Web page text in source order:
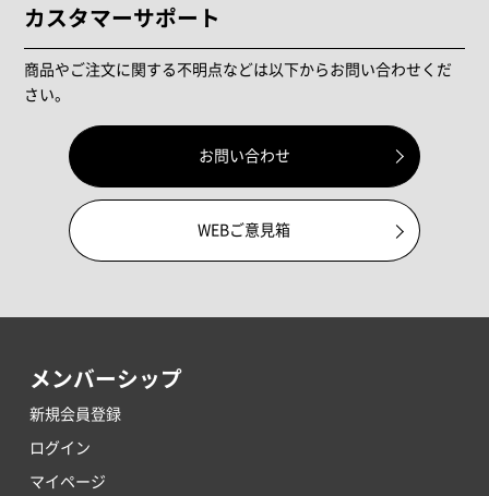
カスタマーサポート
商品やご注文に関する不明点などは以下からお問い合わせくだ
さい。
お問い合わせ
WEBご意見箱
メンバーシップ
新規会員登録
ログイン
マイページ